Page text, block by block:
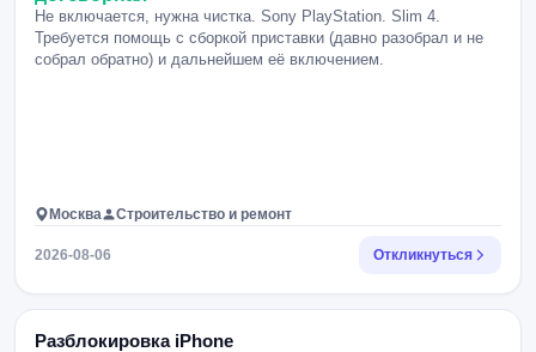
Не включается, нужна чистка. Sony PlayStation. Slim 4.
Требуется помощь с сборкой приставки (давно разобрал и не
собрал обратно) и дальнейшем её включением.
Москва Строительство и ремонт
2026-08-06 Откликнуться
Разблокировка iPhone